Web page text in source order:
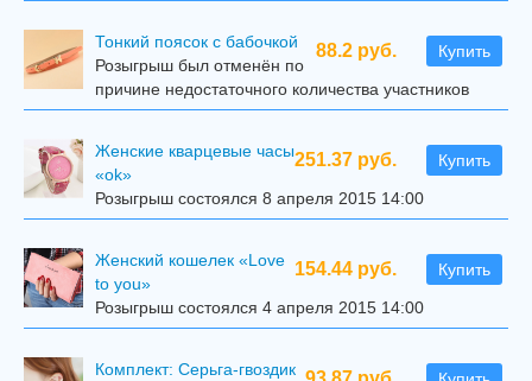
88.2 руб. Купить
Тонкий поясок с бабочкой
Розыгрыш был отменён по
причине недостаточного количества участников
251.37 руб. Купить
Женские кварцевые часы
«ok»
Розыгрыш состоялся 8 апреля 2015 14:00
154.44 руб. Купить
Женский кошелек «Love
to you»
Розыгрыш состоялся 4 апреля 2015 14:00
Комплект: Серьга-гвоздик